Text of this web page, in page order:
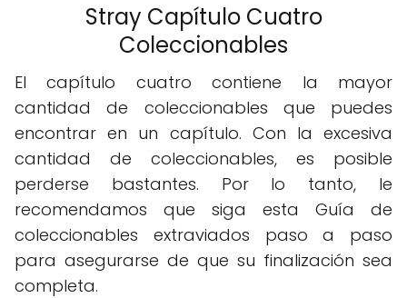
Stray Capítulo Cuatro
Coleccionables
El capítulo cuatro contiene la mayor
cantidad de coleccionables que puedes
encontrar en un capítulo. Con la excesiva
cantidad de coleccionables, es posible
perderse bastantes. Por lo tanto, le
recomendamos que siga esta Guía de
coleccionables extraviados paso a paso
para asegurarse de que su finalización sea
completa.